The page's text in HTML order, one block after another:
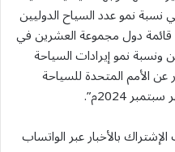
نمو عدد السياح الدوليين
2023م، متصدرة قائمة دول مجموعة العشرين في
نمو إيرادات السياحة
الأمم المتحدة للسياحة
2024م”.
بالأخبار عبر الواتساب